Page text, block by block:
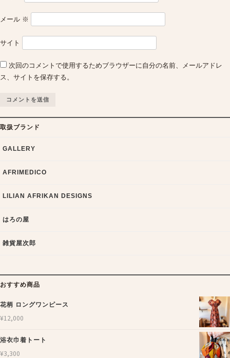
メール ※
サイト
次回のコメントで使用するためブラウザーに自分の名前、メールアドレ
ス、サイトを保存する。
取扱ブランド
GALLERY
AFRIMEDICO
LILIAN AFRIKAN DESIGNS
はろの屋
雑貨屋次郎
おすすめ商品
花柄 ロングワンピース
¥12,000
浴衣巾着トート
¥3,300